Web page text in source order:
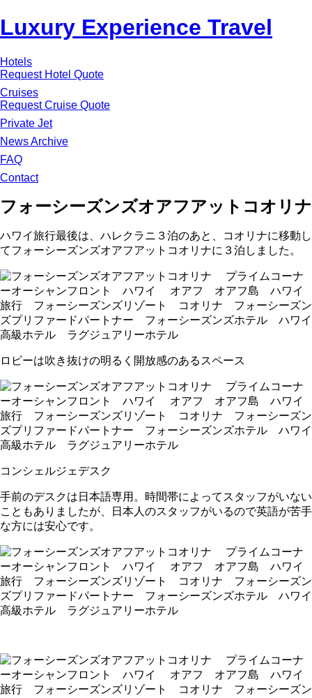
Luxury Experience Travel
Hotels
Request Hotel Quote
Cruises
Request Cruise Quote
Private Jet
News Archive
FAQ
Contact
フォーシーズンズオアフアットコオリナ
ハワイ旅行最後は、ハレクラニ３泊のあと、コオリナに移動し
てフォーシーズンズオアフアットコオリナに３泊しました。
ロビーは吹き抜けの明るく開放感のあるスペース
コンシェルジェデスク
手前のデスクは日本語専用。時間帯によってスタッフがいない
こともありましたが、日本人のスタッフがいるので英語が苦手
な方には安心です。